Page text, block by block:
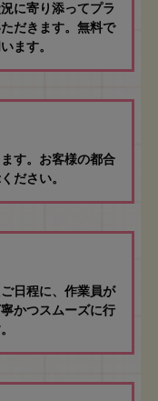
に寄り添ってプラ
だきます。無料で
ます。
す。お客様の都合
ださい。
日程に、作業員が
かつスムーズに行